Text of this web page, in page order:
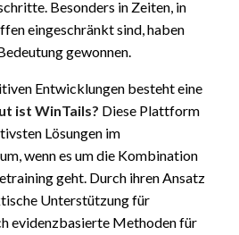
Besonders in Zeiten, in
eingeschränkt sind, haben
gewonnen.
Entwicklungen besteht eine
ist WinTails? Diese Plattform
Lösungen im
wenn es um die Kombination
geht. Durch ihren Ansatz
Unterstützung für
evidenzbasierte Methoden für